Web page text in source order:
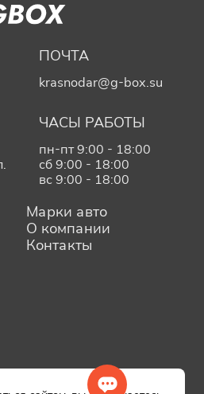
ПОЧТА
krasnodar@g-box.su
ЧАСЫ РАБОТЫ
пн-пт 9:00 - 18:00
сб 9:00 - 18:00
вс 9:00 - 18:00
Марки авто
О компании
Контакты